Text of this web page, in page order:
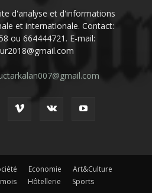
d'analyse et d'informations
et internationale. Contact:
ou 664444721. E-mail:
Economie
Art&Culture
Hôtellerie Sports